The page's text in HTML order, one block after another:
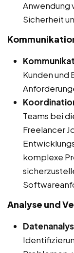
Anwendung
Sicherheit
Kunden und
Teams bei
Freelancer
komplexe
Analyse und